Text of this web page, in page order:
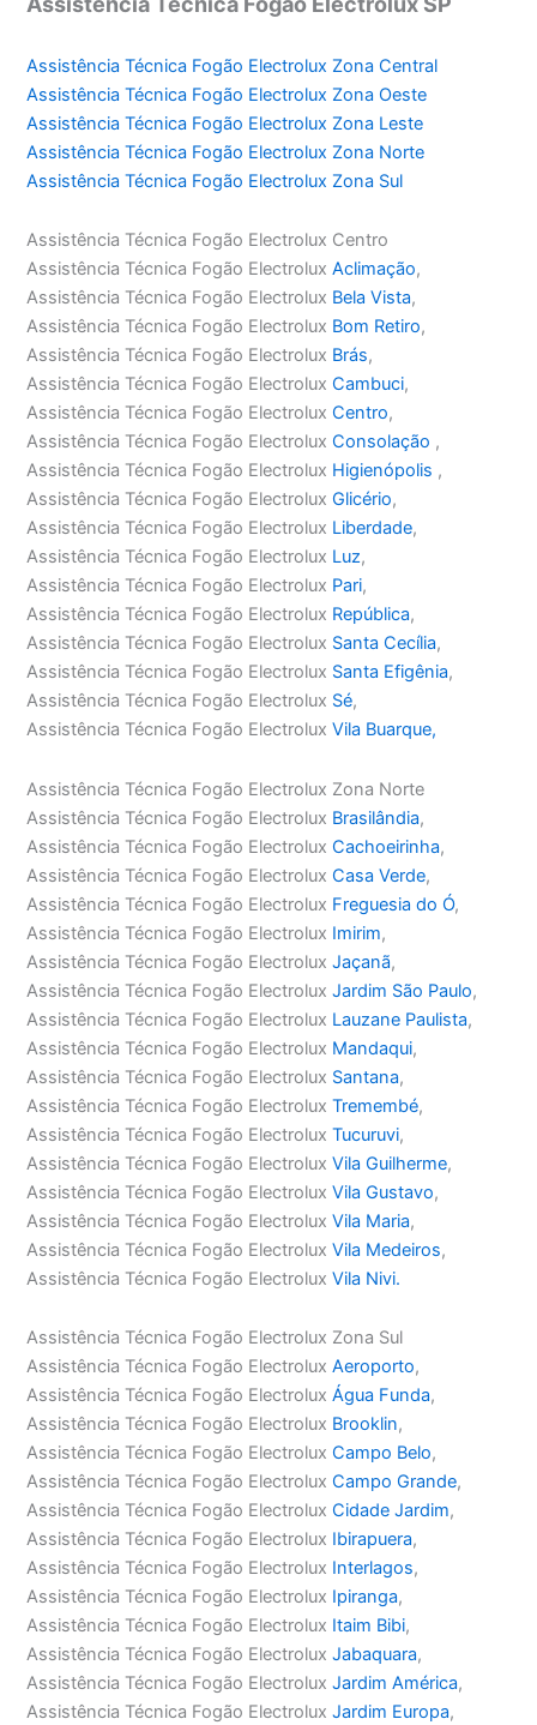
Assistência Técnica Fogão Electrolux Zona Central
Assistência Técnica Fogão Electrolux Zona Oeste
Assistência Técnica Fogão Electrolux Zona Leste
Assistência Técnica Fogão Electrolux Zona Norte
Assistência Técnica Fogão Electrolux Zona Sul
Assistência Técnica Fogão Electrolux Centro
Assistência Técnica Fogão ElectroluxAclimação,
Assistência Técnica Fogão Electrolux Bela Vista,
Assistência Técnica Fogão Electrolux Bom Retiro,
Assistência Técnica Fogão Electrolux Brás,
Assistência Técnica Fogão ElectroluxCambuci,
Assistência Técnica Fogão ElectroluxCentro,
Assistência Técnica Fogão ElectroluxConsolação ,
Assistência Técnica Fogão Electrolux Higienópolis ,
Assistência Técnica Fogão ElectroluxGlicério,
Assistência Técnica Fogão Electrolux Liberdade,
Assistência Técnica Fogão Electrolux Luz,
Assistência Técnica Fogão Electrolux Pari,
Assistência Técnica Fogão Electrolux República,
Assistência Técnica Fogão Electrolux Santa Cecília,
Assistência Técnica Fogão Electrolux Santa Efigênia,
Assistência Técnica Fogão Electrolux Sé,
Assistência Técnica Fogão ElectroluxVila Buarque,
Assistência Técnica Fogão Electrolux Zona Norte
Assistência Técnica Fogão Electrolux Brasilândia,
Assistência Técnica Fogão ElectroluxCachoeirinha,
Assistência Técnica Fogão ElectroluxCasa Verde,
Assistência Técnica Fogão Electrolux Freguesia do Ó,
Assistência Técnica Fogão Electrolux Imirim,
Assistência Técnica Fogão ElectroluxJaçanã,
Assistência Técnica Fogão ElectroluxJardim São Paulo,
Assistência Técnica Fogão Electrolux Lauzane Paulista,
Assistência Técnica Fogão Electrolux Mandaqui,
Assistência Técnica Fogão Electrolux Santana,
Assistência Técnica Fogão ElectroluxTremembé,
Assistência Técnica Fogão ElectroluxTucuruvi,
Assistência Técnica Fogão ElectroluxVila Guilherme,
Assistência Técnica Fogão ElectroluxVila Gustavo,
Assistência Técnica Fogão ElectroluxVila Maria,
Assistência Técnica Fogão ElectroluxVila Medeiros,
Assistência Técnica Fogão ElectroluxVila Nivi.
Assistência Técnica Fogão Electrolux Zona Sul
Assistência Técnica Fogão ElectroluxAeroporto,
Assistência Técnica Fogão ElectroluxÁgua Funda,
Assistência Técnica Fogão Electrolux Brooklin,
Assistência Técnica Fogão ElectroluxCampo Belo,
Assistência Técnica Fogão ElectroluxCampo Grande,
Assistência Técnica Fogão ElectroluxCidade Jardim,
Assistência Técnica Fogão Electrolux Ibirapuera,
Assistência Técnica Fogão Electrolux Interlagos,
Assistência Técnica Fogão Electrolux Ipiranga,
Assistência Técnica Fogão Electrolux Itaim Bibi,
Assistência Técnica Fogão ElectroluxJabaquara,
Assistência Técnica Fogão ElectroluxJardim América,
Assistência Técnica Fogão ElectroluxJardim Europa,